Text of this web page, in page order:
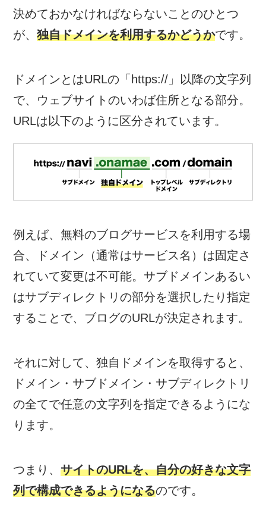
決めておかなければならないことのひとつ
が、独自ドメインを利用するかどうかです。
ドメインとはURLの「https://」以降の文字列
で、ウェブサイトのいわば住所となる部分。
URLは以下のように区分されています。
例えば、無料のブログサービスを利用する場
合、ドメイン（通常はサービス名）は固定さ
れていて変更は不可能。サブドメインあるい
はサブディレクトリの部分を選択したり指定
することで、ブログのURLが決定されます。
それに対して、独自ドメインを取得すると、
ドメイン・サブドメイン・サブディレクトリ
の全てで任意の文字列を指定できるようにな
ります。
つまり、サイトのURLを、自分の好きな文字
列で構成できるようになるのです。